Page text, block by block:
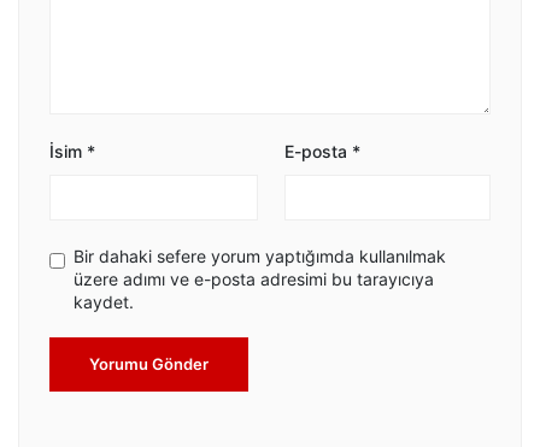
İsim * E-posta *
Bir dahaki sefere yorum yaptığımda kullanılmak
üzere adımı ve e-posta adresimi bu tarayıcıya
kaydet.
Yorumu Gönder